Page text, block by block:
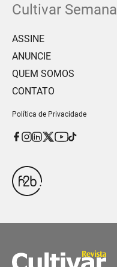
Cultivar Semanal
ASSINE
ANUNCIE
QUEM SOMOS
CONTATO
Política de Privacidade